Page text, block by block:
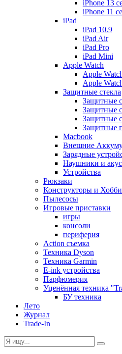
iPhone 13
iPhone 11
iPad
iPad 10.9
iPad Air
iPad Pro
iPad Mini
Apple Watch
Apple
Apple
Защитные стекла
Защитные
Защитные
Защитные
Защитные
Macbook
Внешние
Зарядные
Наушники и
Устройства
Рюкзаки
Конструкторы и Хобби
Пылесосы
Игровые приставки
игры
консоли
периферия
Action съемка
Техника Dyson
Техника Garmin
E-ink устройства
Парфюмерия
Уценённая техника
БУ техника
Лето
Журнал
Trade-In